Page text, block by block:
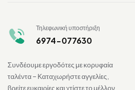
Τηλεφωνική υποστήριξη
6974-077630
Συνδέουμε εργοδότες με κορυφαία
ταλέντα – Καταχωρήστε αγγελίες,
βρείτε ευκαιρίες και χτίστε το μέλλον